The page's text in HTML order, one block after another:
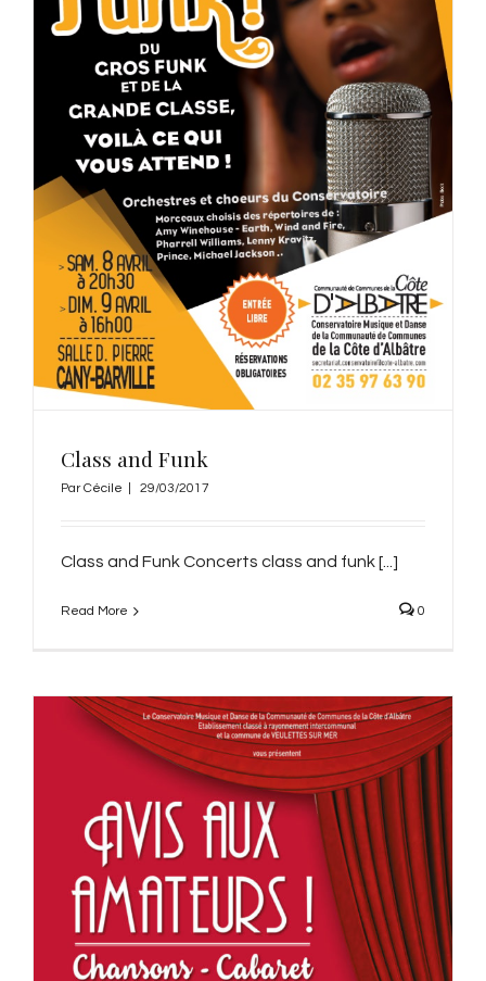
Class and Funk
ParCécile 29/03/2017
Class and Funk Concerts class and funk [...]
Read More 0